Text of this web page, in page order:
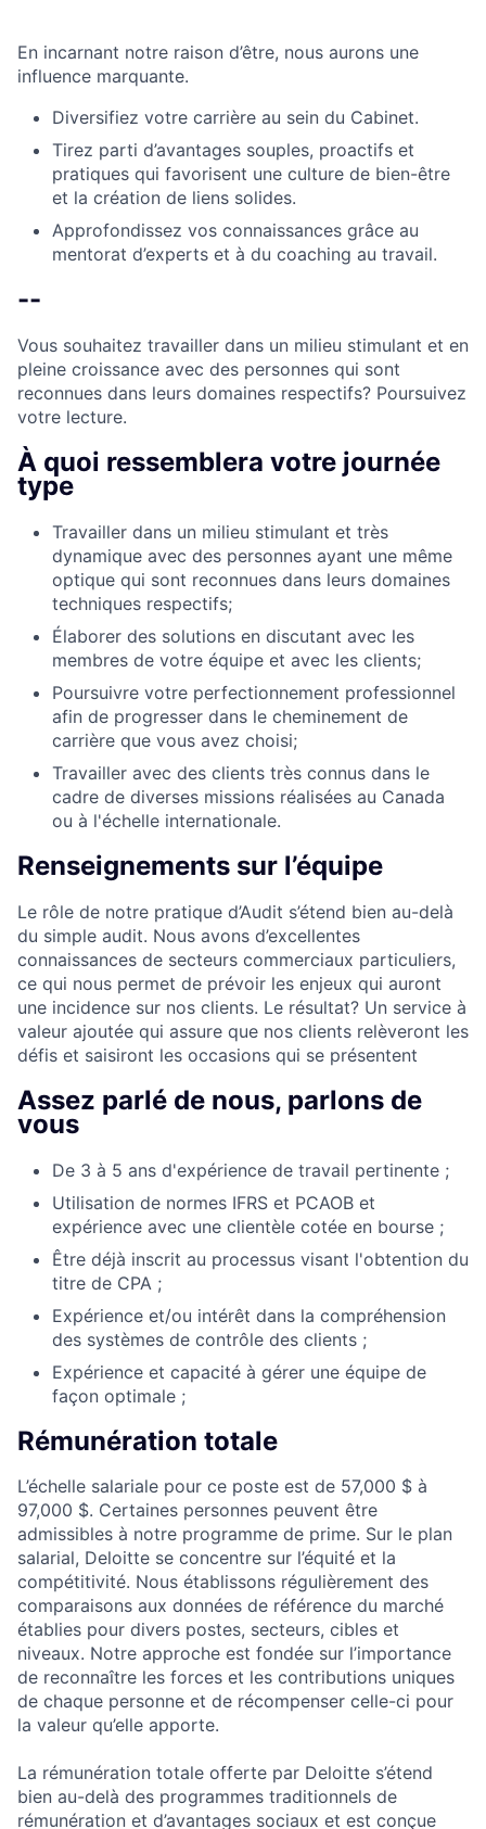
En incarnant notre raison d’être, nous aurons une
influence marquante.
Diversifiez votre carrière au sein du Cabinet.
Tirez parti d’avantages souples, proactifs et
pratiques qui favorisent une culture de bien-être
et la création de liens solides.
Approfondissez vos connaissances grâce au
mentorat d’experts et à du coaching au travail.
--
Vous souhaitez travailler dans un milieu stimulant et en
pleine croissance avec des personnes qui sont
reconnues dans leurs domaines respectifs? Poursuivez
votre lecture.
À quoi ressemblera votre journée
type
Travailler dans un milieu stimulant et très
dynamique avec des personnes ayant une même
optique qui sont reconnues dans leurs domaines
techniques respectifs;
Élaborer des solutions en discutant avec les
membres de votre équipe et avec les clients;
Poursuivre votre perfectionnement professionnel
afin de progresser dans le cheminement de
carrière que vous avez choisi;
Travailler avec des clients très connus dans le
cadre de diverses missions réalisées au Canada
ou à l'échelle internationale.
Renseignements sur l’équipe
Le rôle de notre pratique d’Audit s’étend bien au-delà
du simple audit. Nous avons d’excellentes
connaissances de secteurs commerciaux particuliers,
ce qui nous permet de prévoir les enjeux qui auront
une incidence sur nos clients. Le résultat? Un service à
valeur ajoutée qui assure que nos clients relèveront les
défis et saisiront les occasions qui se présentent
Assez parlé de nous, parlons de
vous
De 3 à 5 ans d'expérience de travail pertinente ;
Utilisation de normes IFRS et PCAOB et
expérience avec une clientèle cotée en bourse ;
Être déjà inscrit au processus visant l'obtention du
titre de CPA ;
Expérience et/ou intérêt dans la compréhension
des systèmes de contrôle des clients ;
Expérience et capacité à gérer une équipe de
façon optimale ;
Rémunération totale
L’échelle salariale pour ce poste est de 57,000 $ à
97,000 $. Certaines personnes peuvent être
admissibles à notre programme de prime. Sur le plan
salarial, Deloitte se concentre sur l’équité et la
compétitivité. Nous établissons régulièrement des
comparaisons aux données de référence du marché
établies pour divers postes, secteurs, cibles et
niveaux. Notre approche est fondée sur l’importance
de reconnaître les forces et les contributions uniques
de chaque personne et de récompenser celle-ci pour
la valeur qu’elle apporte.
La rémunération totale offerte par Deloitte s’étend
bien au-delà des programmes traditionnels de
rémunération et d’avantages sociaux et est conçue